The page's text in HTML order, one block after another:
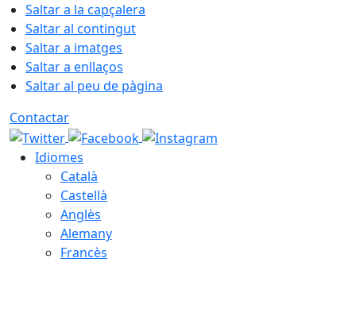
Saltar a la capçalera
Saltar al contingut
Saltar a imatges
Saltar a enllaços
Saltar al peu de pàgina
Contactar
Idiomes
Català
Castellà
Anglès
Alemany
Francès